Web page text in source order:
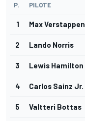
P. PILOTE
1 Max Verstappen
2 Lando Norris
3 Lewis Hamilton
4 Carlos Sainz Jr.
5 Valtteri Bottas